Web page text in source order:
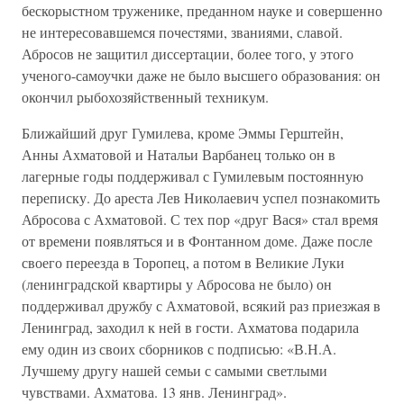
бескорыстном труженике, преданном науке и совершенно
не интересовавшемся почестями, званиями, славой.
Абросов не защитил диссертации, более того, у этого
ученого-самоучки даже не было высшего образования: он
окончил рыбохозяйственный техникум.
Ближайший друг Гумилева, кроме Эммы Герштейн,
Анны Ахматовой и Натальи Варбанец только он в
лагерные годы поддерживал с Гумилевым постоянную
переписку. До ареста Лев Николаевич успел познакомить
Абросова с Ахматовой. С тех пор «друг Вася» стал время
от времени появляться и в Фонтанном доме. Даже после
своего переезда в Торопец, а потом в Великие Луки
(ленинградской квартиры у Абросова не было) он
поддерживал дружбу с Ахматовой, всякий раз приезжая в
Ленинград, заходил к ней в гости. Ахматова подарила
ему один из своих сборников с подписью: «В.Н.А.
Лучшему другу нашей семьи с самыми светлыми
чувствами. Ахматова. 13 янв. Ленинград».